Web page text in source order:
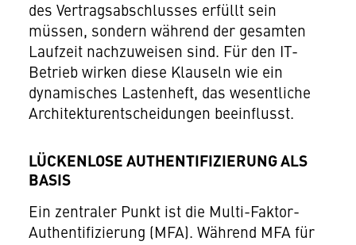
des Vertragsabschlusses erfüllt sein
müssen, sondern während der gesamten
Laufzeit nachzuweisen sind. Für den IT-
Betrieb wirken diese Klauseln wie ein
dynamisches Lastenheft, das wesentliche
Architekturentscheidungen beeinflusst.
LÜCKENLOSE AUTHENTIFIZIERUNG ALS
BASIS
Ein zentraler Punkt ist die Multi-Faktor-
Authentifizierung (MFA). Während MFA für